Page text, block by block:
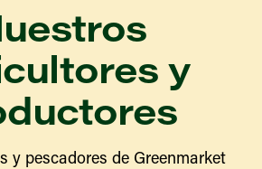
y
y pescadores de Greenmarket